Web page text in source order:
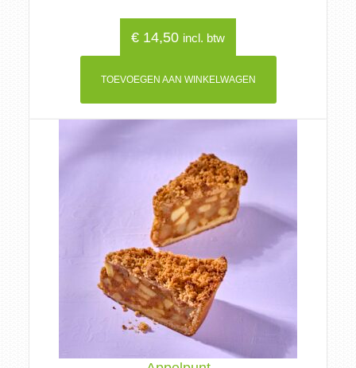
€ 14,50 incl. btw
TOEVOEGEN AAN WINKELWAGEN